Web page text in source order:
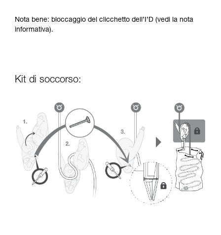
Nota bene: bloccaggio del clicchetto dell’I’D (vedi la nota
informativa).
Kit di soccorso: